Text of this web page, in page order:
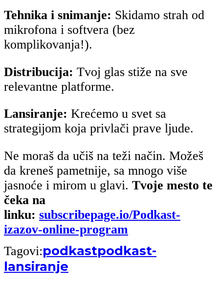
Tehnika i snimanje: Skidamo strah od
mikrofona i softvera (bez
komplikovanja!).
Distribucija: Tvoj glas stiže na sve
relevantne platforme.
Lansiranje: Krećemo u svet sa
strategijom koja privlači prave ljude.
Ne moraš da učiš na teži način. Možeš
da kreneš pametnije, sa mnogo više
jasnoće i mirom u glavi. Tvoje mesto te
čeka na
linku: subscribepage.io/Podkast-
izazov-online-program
Tagovi:podkastpodkast-
lansiranje